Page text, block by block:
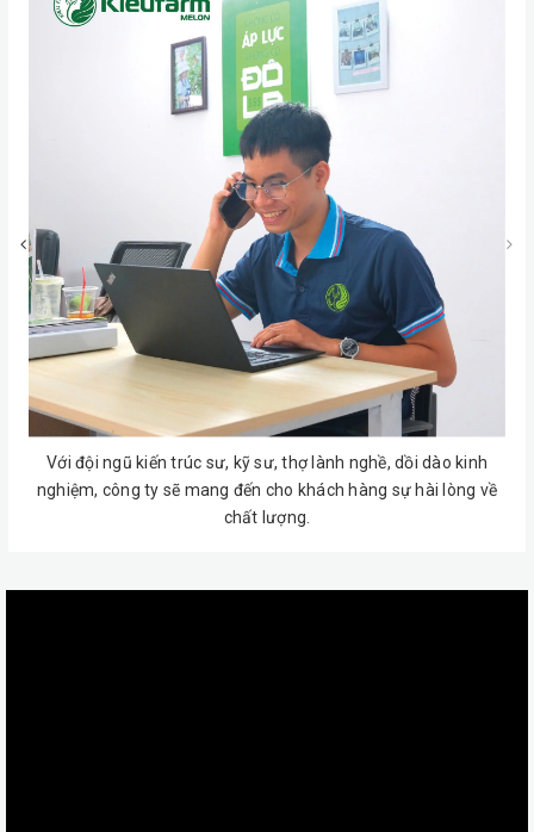
Với đội ngũ kiến trúc sư, kỹ sư, thợ lành nghề, dồi dào kinh
nghiệm, công ty sẽ mang đến cho khách hàng sự hài lòng về
chất lượng.